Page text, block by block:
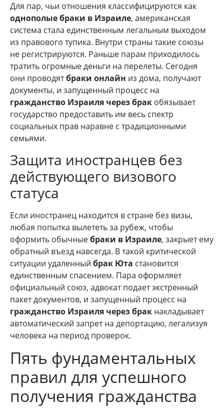
Для пар, чьи отношения классифицируются как
однополые браки в Израиле, американская
система стала единственным легальным выходом
из правового тупика. Внутри страны такие союзы
не регистрируются. Раньше парам приходилось
тратить огромные деньги на перелеты. Сегодня
они проводятбраки онлайн из дома, получают
документы, и запущенный процесс на
гражданство Израиля через брак обязывает
государство предоставить им весь спектр
социальных прав наравне с традиционными
семьями.
Защита иностранцев без
действующего визового
статуса
Если иностранец находится в стране без визы,
любая попытка вылететь за рубеж, чтобы
оформить обычныебраки в Израиле, закрыет ему
обратный въезд навсегда. В такой критической
ситуации удаленный брак Юта становится
единственным спасением. Пара оформляет
официальный союз, адвокат подает экстренный
пакет документов, и запущенный процесс на
гражданство Израиля через брак накладывает
автоматический запрет на депортацию, легализуя
человека на период проверок.
Пять фундаментальных
правил для успешного
получения гражданства